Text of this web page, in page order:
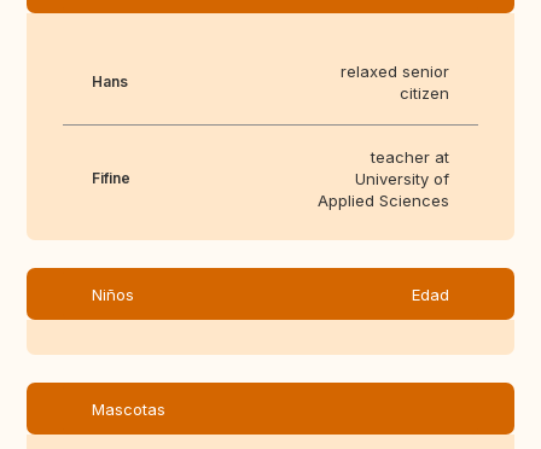
Hans
relaxed senior
citizen
Fifine
teacher at
University of
Applied Sciences
Niños Edad
Mascotas